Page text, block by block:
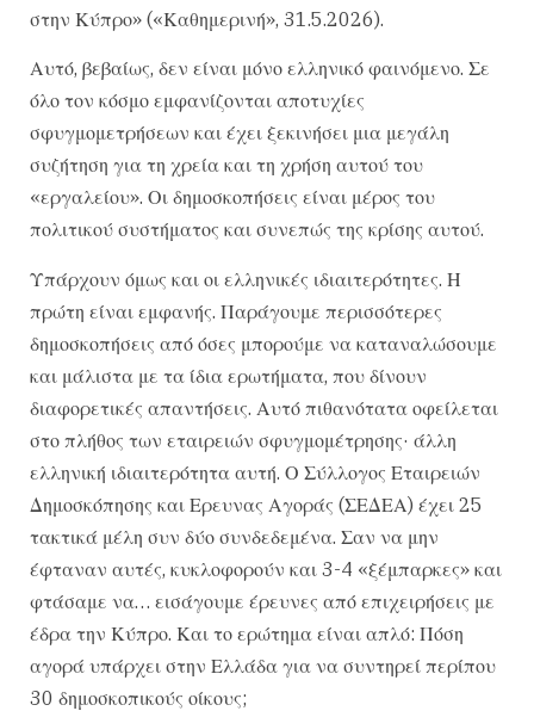
στην Κύπρο» («Καθημερινή», 31.5.2026).
Αυτό, βεβαίως, δεν είναι μόνο ελληνικό φαινόμενο. Σε
όλο τον κόσμο εμφανίζονται αποτυχίες
σφυγμομετρήσεων και έχει ξεκινήσει μια μεγάλη
συζήτηση για τη χρεία και τη χρήση αυτού του
«εργαλείου». Οι δημοσκοπήσεις είναι μέρος του
πολιτικού συστήματος και συνεπώς της κρίσης αυτού.
Υπάρχουν όμως και οι ελληνικές ιδιαιτερότητες. Η
πρώτη είναι εμφανής. Παράγουμε περισσότερες
δημοσκοπήσεις από όσες μπορούμε να καταναλώσουμε
και μάλιστα με τα ίδια ερωτήματα, που δίνουν
διαφορετικές απαντήσεις. Αυτό πιθανότατα οφείλεται
στο πλήθος των εταιρειών σφυγμομέτρησης· άλλη
ελληνική ιδιαιτερότητα αυτή. Ο Σύλλογος Εταιρειών
Δημοσκόπησης και Ερευνας Αγοράς (ΣΕΔΕΑ) έχει 25
τακτικά μέλη συν δύο συνδεδεμένα. Σαν να μην
έφταναν αυτές, κυκλοφορούν και 3-4 «ξέμπαρκες» και
φτάσαμε να… εισάγουμε έρευνες από επιχειρήσεις με
έδρα την Κύπρο. Και το ερώτημα είναι απλό: Πόση
αγορά υπάρχει στην Ελλάδα για να συντηρεί περίπου
30 δημοσκοπικούς οίκους;